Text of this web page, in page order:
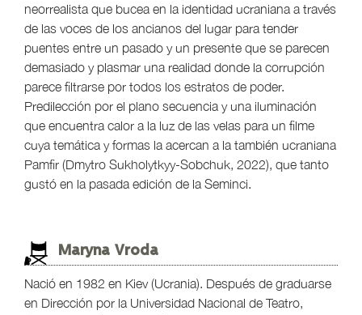
neorrealista que bucea en la identidad ucraniana a través
de las voces de los ancianos del lugar para tender
puentes entre un pasado y un presente que se parecen
demasiado y plasmar una realidad donde la corrupción
parece filtrarse por todos los estratos de poder.
Predilección por el plano secuencia y una iluminación
que encuentra calor a la luz de las velas para un filme
cuya temática y formas la acercan a la también ucraniana
Pamfir (Dmytro Sukholytkyy-Sobchuk, 2022), que tanto
gustó en la pasada edición de la Seminci.
Maryna Vroda
Nació en 1982 en Kiev (Ucrania). Después de graduarse
en Dirección por la Universidad Nacional de Teatro,